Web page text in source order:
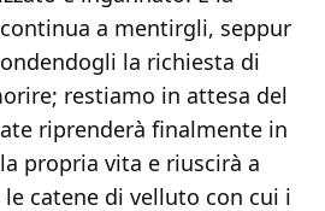
a mentirgli, seppur
la richiesta di
restiamo in attesa del
riprenderà finalmente in
propria vita e riuscirà a
catene di velluto con cui i